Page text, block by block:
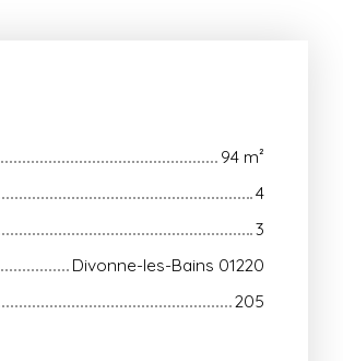
94 m²
4
3
Divonne-les-Bains 01220
205